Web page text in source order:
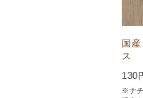
国
ス
130
※ナ